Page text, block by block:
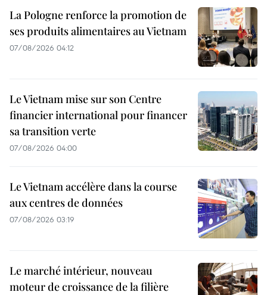
La Pologne renforce la promotion de
ses produits alimentaires au Vietnam
07/08/2026 04:12
Le Vietnam mise sur son Centre
financier international pour financer
sa transition verte
07/08/2026 04:00
Le Vietnam accélère dans la course
aux centres de données
07/08/2026 03:19
Le marché intérieur, nouveau
moteur de croissance de la filière